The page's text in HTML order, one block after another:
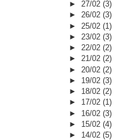
►27/02(3)
►26/02(3)
► 25/02(1)
► 23/02(3)
►22/02(2)
►21/02(2)
► 20/02(2)
► 19/02(3)
► 18/02(2)
► 17/02(1)
► 16/02(3)
► 15/02(4)
► 14/02(5)